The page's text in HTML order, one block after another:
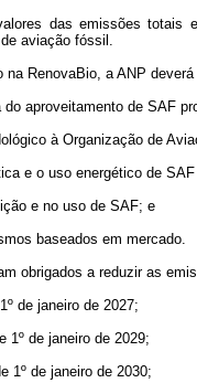
das emissões totais
aviação fóssil.
na RenovaBio, a ANP
aproveitamento de SAF
à Organização de
e o uso energético de
e no uso de SAF; e
baseados em mercado.
obrigados a reduzir as
de janeiro de 2027;
1º de janeiro de 2029;
1º de janeiro de 2030;